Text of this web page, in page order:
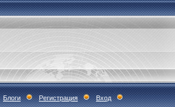
Блоги Регистрация Вход